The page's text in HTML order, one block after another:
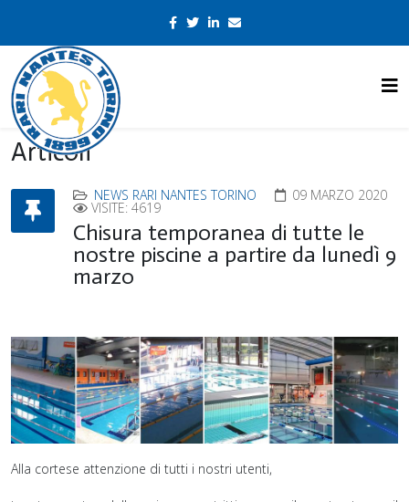
Articoli
NEWS RARI NANTES TORINO 09 MARZO 2020
VISITE: 4619
Chisura temporanea di tutte le
nostre piscine a partire da lunedì 9
marzo
Alla cortese attenzione di tutti i nostri utenti,